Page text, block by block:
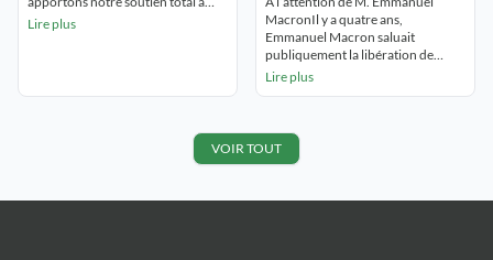
Salah Hamouri, avocat franco-
milliers de Palestinien·nes, Salah
Lire plus
MacronIl y a quatre ans,
Emmanuel Macron saluait
publiquement la libération de
Ramy Shaath des prisons
ceux qui ont joué un rôle positif
dans cet heureux dénouement ». La
Lire plus
VOIR TOUT